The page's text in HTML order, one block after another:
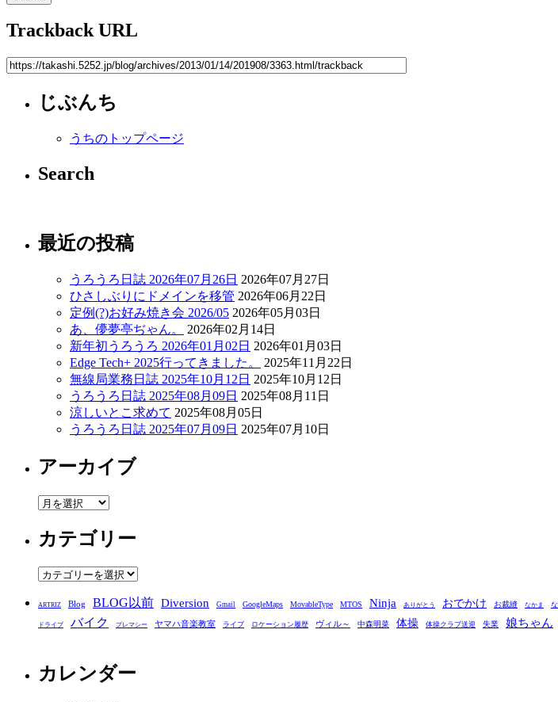
Trackback URL
じぶんち
うちのトップページ
Search
最近の投稿
うろうろ日誌 2026年07月26日 2026年07月27日
ひさしぶりにドメインを移管 2026年06月22日
定例(?)お好み焼き会 2026/05 2026年05月03日
あ、儚夢亭ぢゃん。
2026年02月14日
新年初うろうろ 2026年01月02日 2026年01月03日
Edge Tech+ 2025行ってきました。
2025年11月22日
無線局業務日誌 2025年10月12日 2025年10月12日
うろうろ日誌 2025年08月09日 2025年08月11日
涼しいとこ求めて 2025年08月05日
うろうろ日誌 2025年07月09日 2025年07月10日
アーカイブ
ア
カ
イ
ブ
カテゴリー
カ
ゴ
リ
ARTRIZ Blog BLOG以前 Diversion Gmail GoogleMaps MovableType MTOS Ninja ありがとう おでかけ お裁縫 なかま
ドライブ バイク プレマシー ヤマハ音楽教室 ライブ ロケーション履歴 ヴィル～ 中森明菜 体操 体操クラブ送迎 失業 娘ちゃん
カレンダー